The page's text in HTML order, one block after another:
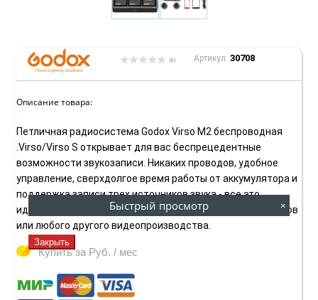
(0) Артикул: 30708
Описание товара:
Петличная радиосистема Godox Virso M2 беспроводная
.Virso/Virso S открывает для вас беспрецедентные
возможности звукозаписи. Никаких проводов, удобное
управление, сверхдолгое время работы от аккумулятора и
поддержка записи трех источников звука - все это
идеально подходит для съемки интервью, влогов, обзоров
или любого другого видеопроизводства.
Купить за Руб. / мес
Быстрый просмотр ×
Закрыть